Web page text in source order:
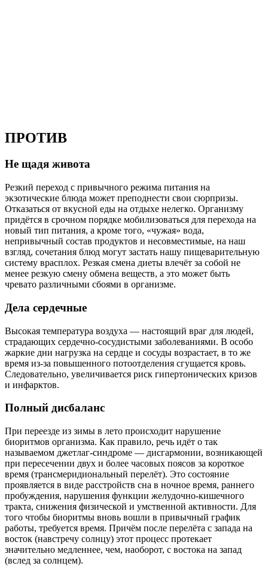
ПРОТИВ
Не щадя живота
Резкий переход с привычного режима питания на
экзотические блюда может преподнести свои сюрпризы.
Отказаться от вкусной еды на отдыхе нелегко. Организму
придётся в срочном порядке мобилизоваться для перехода на
новый тип питания, а кроме того, «чужая» вода,
непривычный состав продуктов и несовместимые, на наш
взгляд, сочетания блюд могут застать нашу пищеварительную
систему врасплох. Резкая смена диеты влечёт за собой не
менее резкую смену обмена веществ, а это может быть
чревато различными сбоями в организме.
Дела сердечные
Высокая температура воздуха — настоящий враг для людей,
страдающих сердечно-сосудистыми заболеваниями. В особо
жаркие дни нагрузка на сердце и сосуды возрастает, в то же
время из-за повышенного потоотделения сгущается кровь.
Следовательно, увеличивается риск гипертонических кризов
и инфарктов.
Полный дисбаланс
При переезде из зимы в лето происходит нарушение
биоритмов организма. Как правило, речь идёт о так
называемом джетлаг-синдроме — дисгармонии, возникающей
при пересечении двух и более часовых поясов за короткое
время (трансмеридиональный перелёт). Это состояние
проявляется в виде расстройств сна в ночное время, раннего
пробуждения, нарушения функции желудочно-кишечного
тракта, снижения физической и умственной активности. Для
того чтобы биоритмы вновь вошли в привычный график
работы, требуется время. Причём после перелёта с запада на
восток (навстречу солнцу) этот процесс протекает
значительно медленнее, чем, наоборот, с востока на запад
(вслед за солнцем).